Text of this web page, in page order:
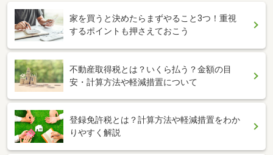
家を買うと決めたらまずやること3つ！重視
するポイントも押さえておこう
不動産取得税とは？いくら払う？金額の目
安・計算方法や軽減措置について
登録免許税とは？計算方法や軽減措置をわか
りやすく解説